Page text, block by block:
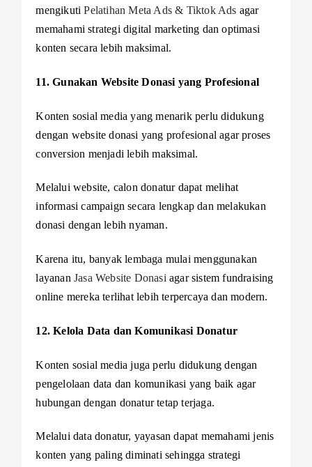
mengikutiPelatihan Meta Ads & Tiktok Ads agar
memahami strategi digital marketing dan optimasi
konten secara lebih maksimal.
11. Gunakan Website Donasi yang Profesional
Konten sosial media yang menarik perlu didukung
dengan website donasi yang profesional agar proses
conversion menjadi lebih maksimal.
Melalui website, calon donatur dapat melihat
informasi campaign secara lengkap dan melakukan
donasi dengan lebih nyaman.
Karena itu, banyak lembaga mulai menggunakan
layanan Jasa Website Donasi agar sistem fundraising
online mereka terlihat lebih terpercaya dan modern.
12. Kelola Data dan Komunikasi Donatur
Konten sosial media juga perlu didukung dengan
pengelolaan data dan komunikasi yang baik agar
hubungan dengan donatur tetap terjaga.
Melalui data donatur, yayasan dapat memahami jenis
konten yang paling diminati sehingga strategi